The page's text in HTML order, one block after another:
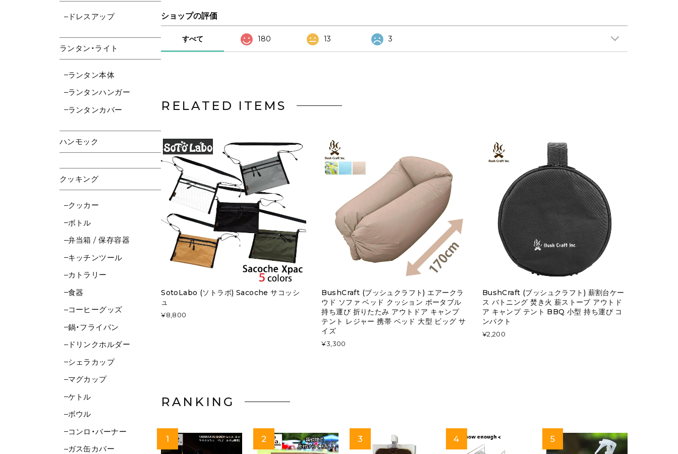
ドレスアップ
ランタン・ライト
ランタン本体
ランタンハンガー
ランタンカバー
ハンモック
クッキング
クッカー
ボトル
弁当箱 / 保存容器
キッチンツール
カトラリー
食器
コーヒーグッズ
鍋・フライパン
ドリンクホルダー
シェラカップ
マグカップ
ケトル
ボウル
コンロ・バーナー
ガス缶カバー
ショップの評価
すべて 180 13 3
RELATED ITEMS
SotoLabo (ソトラボ) Sacoche サコッシ
ュ
¥8,800
BushCraft (ブッシュクラフト) エアークラ
ウド ソファ ベッド クッション ポータブル
持ち運び 折りたたみ アウトドア キャンプ
テント レジャー 携帯 ベッド 大型 ビッグ サ
イズ
¥3,300
BushCraft (ブッシュクラフト) 薪割台ケー
ス バトニング 焚き火 薪ストーブ アウトド
ア キャンプ テント BBQ 小型 持ち運び コ
ンパクト
¥2,200
RANKING